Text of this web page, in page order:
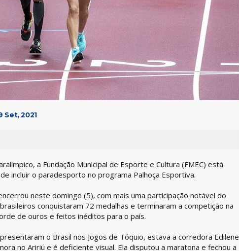
Set, 2021
a Fundação Municipal de Esporte e Cultura (FMEC) está
incluir o paradesporto no programa Palhoça Esportiva.
neste domingo (5), com mais uma participação notável do
conquistaram 72 medalhas e terminaram a competição na
de ouros e feitos inéditos para o país.
o Brasil nos Jogos de Tóquio, estava a corredora Edilene
no Aririú e é deficiente visual. Ela disputou a maratona e fechou a